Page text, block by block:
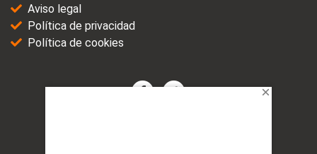
Aviso legal
Política de privacidad
Política de cookies